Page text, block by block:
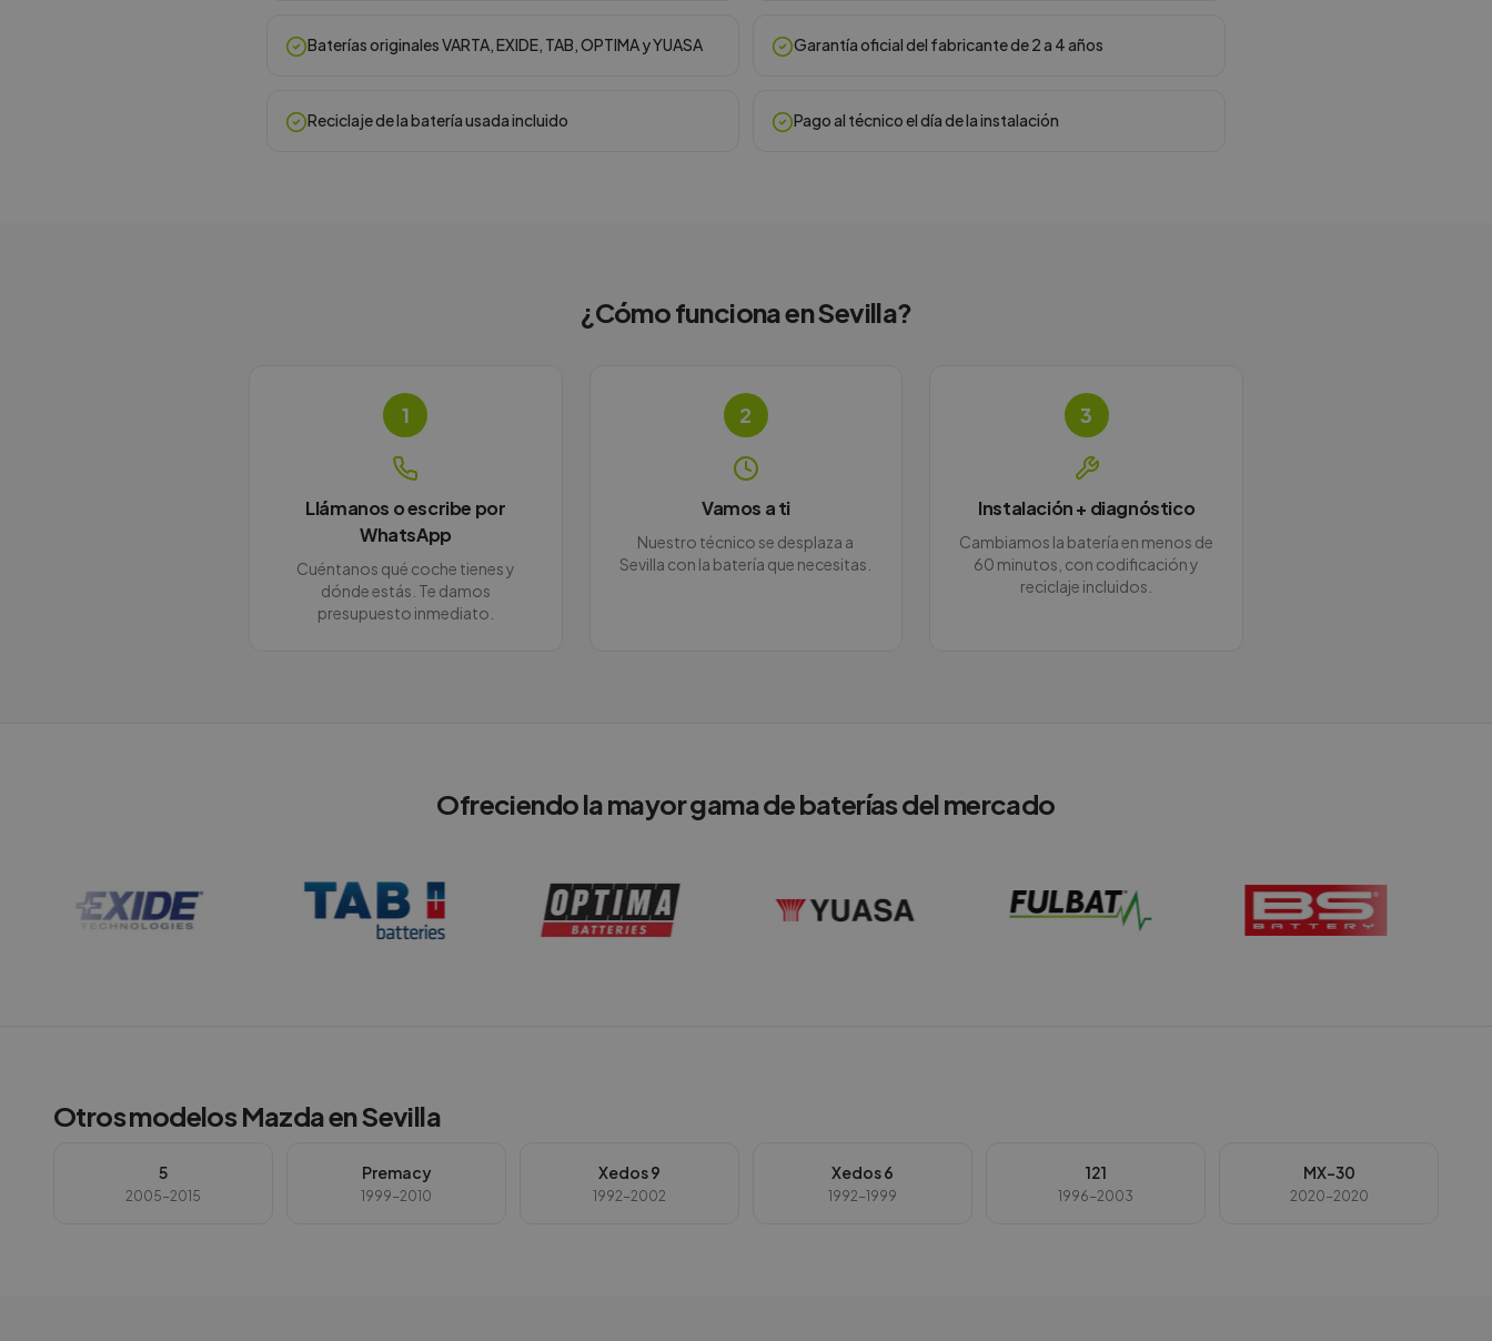
Baterías originales VARTA, EXIDE, TAB, OPTIMA y YUASA Garantía oficial del fabricante de 2 a 4 años
Reciclaje de la batería usada incluido Pago al técnico el día de la instalación
¿Cómo funciona enSevilla?
1
Llámanos o escribe por
WhatsApp
Cuéntanos qué coche tienes y
dónde estás. Te damos
presupuesto inmediato.
2
Vamos a ti
Nuestro técnico se desplaza a
Sevilla con la batería que necesitas.
3
Instalación + diagnóstico
Cambiamos la batería en menos de
60 minutos, con codificación y
reciclaje incluidos.
Ofreciendo la mayor gama de baterías del mercado
Otros modelosMazdaenSevilla
5
2005-2015
Premacy
1999-2010
Xedos 9
1992-2002
Xedos 6
1992-1999
121
1996-2003
MX-30
2020-2020